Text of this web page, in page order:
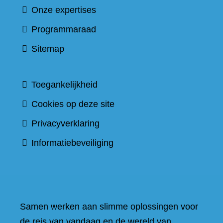
Onze expertises
Programmaraad
Sitemap
Toegankelijkheid
Cookies op deze site
Privacyverklaring
Informatiebeveiliging
Samen werken aan slimme oplossingen voor